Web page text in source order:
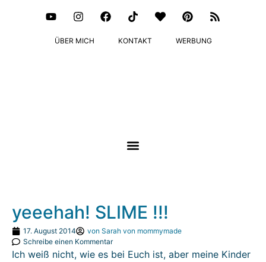
ÜBER MICH KONTAKT WERBUNG
yeeehah! SLIME !!!
17. August 2014 von Sarah von mommymade
Schreibe einen Kommentar
Ich weiß nicht, wie es bei Euch ist, aber meine Kinder